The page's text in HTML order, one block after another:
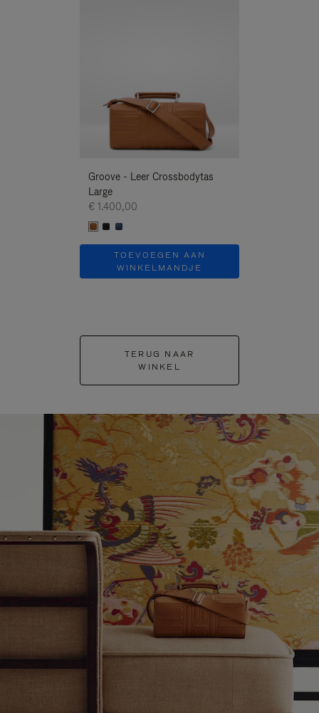
Groove - Leer Crossbodytas
Large
€ 1.400,00
TOEVOEGEN AAN
WINKELMANDJE
TERUG NAAR
WINKEL